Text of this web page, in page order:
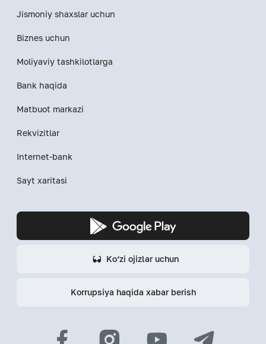
Jismoniy shaxslar uchun
Biznes uchun
Moliyaviy tashkilotlarga
Bank haqida
Matbuot markazi
Rekvizitlar
Internet-bank
Sayt xaritasi
Ko‘zi ojizlar uchun
Korrupsiya haqida xabar berish